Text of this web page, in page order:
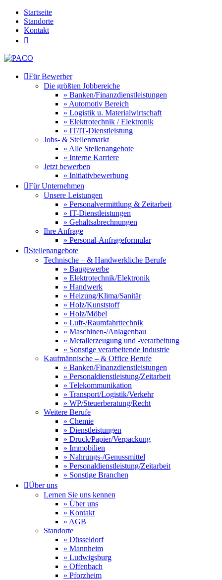
Startseite
Standorte
Kontakt

Für Bewerber
Die größten Jobbereiche
» Banken/Finanzdienstleistungen
» Automotiv Bereich
» Logistik u. Materialwirtschaft
» Elektrotechnik / Elektronik
» IT/IT-Dienstleistung
Jobs- & Stellenmarkt
» Alle Stellenangebote
» Interne Karriere
Jetzt bewerben
» Initiativbewerbung
Für Unternehmen
Unsere Leistungen
» Personalvermittlung & Zeitarbeit
» IT-Dienstleistungen
» Gehaltsabrechnungen
Ihre Anfrage
» Personal-Anfrageformular
Stellenangebote
Technische – & Handwerkliche Berufe
» Baugewerbe
» Elektrotechnik/Elektronik
» Handwerk
» Heizung/Klima/Sanitär
» Holz/Kunststoff
» Holz/Möbel
» Luft-/Raumfahrttechnik
» Maschinen-/Anlagenbau
» Metallerzeugung und -verarbeitung
» Sonstige verarbeitende Industrie
Kaufmännische – & Office Berufe
» Banken/Finanzdienstleistungen
» Personaldienstleistung/Zeitarbeit
» Telekommunikation
» Transport/Logistik/Verkehr
» WP/Steuerberatung/Recht
Weitere Berufe
» Chemie
» Dienstleistungen
» Druck/Papier/Verpackung
» Immobilien
» Nahrungs-/Genussmittel
» Personaldienstleistung/Zeitarbeit
» Sonstige Branchen
Über uns
Lernen Sie uns kennen
» Über uns
» Kontakt
» AGB
Standorte
» Düsseldorf
» Mannheim
» Ludwigsburg
» Offenbach
» Pforzheim